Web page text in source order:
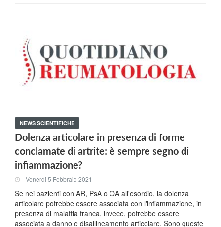
NEWS SCIENTIFICHE
Dolenza articolare in presenza di forme
conclamate di artrite: è sempre segno di
infiammazione?
Venerdi 5 Febbraio 2021
Se nei pazienti con AR, PsA o OA all'esordio, la dolenza
articolare potrebbe essere associata con l'infiammazione, in
presenza di malattia franca, invece, potrebbe essere
associata a danno e disallineamento articolare. Sono queste